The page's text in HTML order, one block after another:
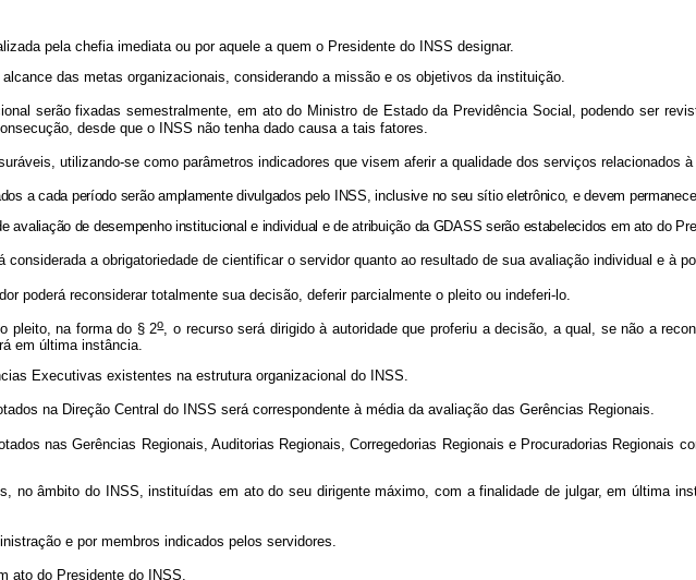
pela chefia imediata ou por aquele a quem o Presidente do INSS designar.
das metas organizacionais, considerando a missão e os objetivos da instituição.
serão fixadas semestralmente, em ato do Ministro de Estado da Previdência Social, podendo ser
desde que o INSS não tenha dado causa a tais fatores.
utilizando-se como parâmetros indicadores que visem aferir a qualidade dos serviços relacionados
a cada período serão amplamente divulgados pelo INSS, inclusive no seu sítio eletrônico, e devem
de desempenho institucional e individual e de atribuição da GDASS serão estabelecidos em ato do
considerada a obrigatoriedade de cientificar o servidor quanto ao resultado de sua avaliação individual e à
poderá reconsiderar totalmente sua decisão, deferir parcialmente o pleito ou indeferi-lo.
pleito, na forma do § 2o, o recurso será dirigido à autoridade que proferiu a decisão, a qual, se não a
em última instância.
Executivas existentes na estrutura organizacional do INSS.
na Direção Central do INSS será correspondente à média da avaliação das Gerências Regionais.
nas Gerências Regionais, Auditorias Regionais, Corregedorias Regionais e Procuradorias Regionais
âmbito do INSS, instituídas em ato do seu dirigente máximo, com a finalidade de julgar, em última
e por membros indicados pelos servidores.
ato do Presidente do INSS.